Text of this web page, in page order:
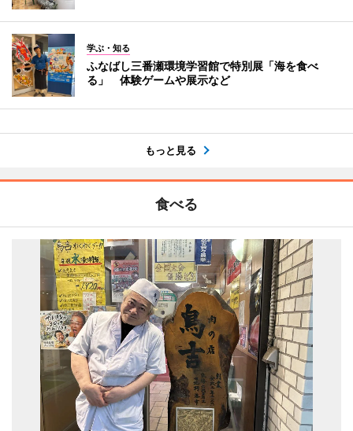
学ぶ・知る
ふなばし三番瀬環境学習館で特別展「海を食べ
る」 体験ゲームや展示など
もっと見る
食べる